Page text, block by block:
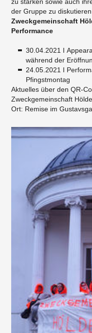
zu stärken sowie auch
der Gruppe zu
Zweckgemeinschaft
Performance
30.04.2021 I
während der
24.05.2021 I
Pfingstmontag
Aktuelles über den QR-
Zweckgemeinschaft
Ort: Remise im